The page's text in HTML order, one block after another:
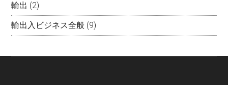
輸出 (2)
輸出入ビジネス全般 (9)